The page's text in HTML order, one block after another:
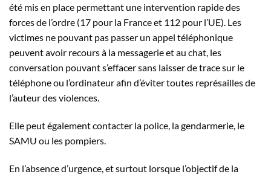
été mis en place permettant une intervention rapide des
forces de l’ordre (17 pour la France et 112 pour l’UE). Les
victimes ne pouvant pas passer un appel téléphonique
peuvent avoir recours à la messagerie et au chat, les
conversation pouvant s’effacer sans laisser de trace sur le
téléphone ou l’ordinateur afin d’éviter toutes représailles de
l’auteur des violences.
Elle peut également contacter la police, la gendarmerie, le
SAMU ou les pompiers.
En l’absence d’urgence, et surtout lorsque l’objectif de la